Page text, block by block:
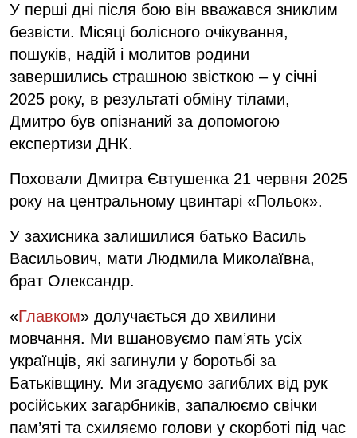
У перші дні після бою він вважався зниклим
безвісти. Місяці болісного очікування,
пошуків, надій і молитов родини
завершились страшною звісткою – у січні
2025 року, в результаті обміну тілами,
Дмитро був опізнаний за допомогою
експертизи ДНК.
Поховали Дмитра Євтушенка 21 червня 2025
року на центральному цвинтарі «Польок».
У захисника залишилися батько Василь
Васильович, мати Людмила Миколаївна,
брат Олександр.
«Главком» долучається до хвилини
мовчання. Ми вшановуємо памʼять усіх
українців, які загинули у боротьбі за
Батьківщину. Ми згадуємо загиблих від рук
російських загарбників, запалюємо свічки
пам’яті та схиляємо голови у скорботі під час